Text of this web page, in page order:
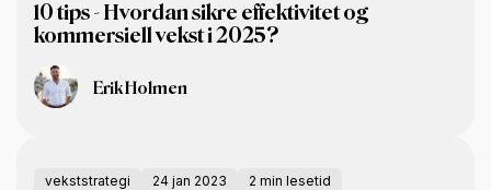
10 tips - Hvordan sikre effektivitet og
kommersiell vekst i 2025?
Erik Holmen
vekststrategi 24 jan 2023 2 min lesetid